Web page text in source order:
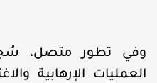
وفي تطور متصل،
العمليات الإرهابية